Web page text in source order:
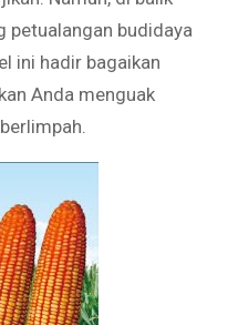
petualangan budidaya
ini hadir bagaikan
Anda menguak